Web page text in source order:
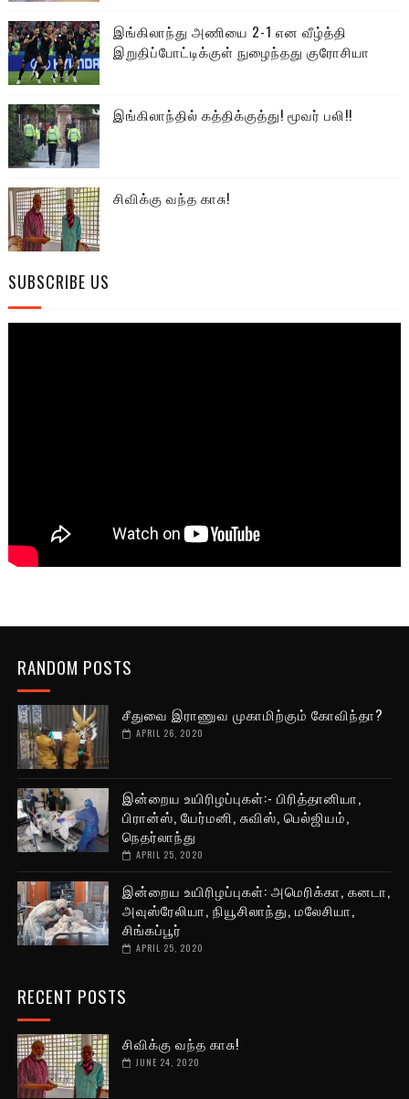
இங்கிலாந்து அணியை 2-1 என வீழ்த்தி
இறுதிப்போட்டிக்குள் நுழைந்தது குரோசியா
இங்கிலாந்தில் கத்திக்குத்து! மூவர் பலி!!
சிவிக்கு வந்த காசு!
SUBSCRIBE US
RANDOM POSTS
சீதுவை இராணுவ முகாமிற்கும் கோவிந்தா?
APRIL 26, 2020
இன்றைய உயிரிழப்புகள்:- பிரித்தானியா,
பிரான்ஸ், யேர்மனி, சுவிஸ், பெல்ஜியம்,
நெதர்லாந்து
APRIL 25, 2020
இன்றைய உயிரிழப்புகள்: அமெரிக்கா, கனடா,
அவுஸ்ரேலியா, நியூசிலாந்து, மலேசியா,
சிங்கப்பூர்
APRIL 25, 2020
RECENT POSTS
சிவிக்கு வந்த காசு!
JUNE 24, 2020